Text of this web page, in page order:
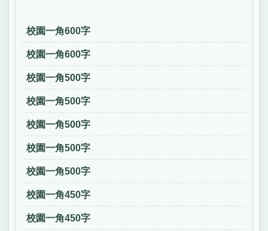
校園一角600字
校園一角600字
校園一角500字
校園一角500字
校園一角500字
校園一角500字
校園一角500字
校園一角450字
校園一角450字